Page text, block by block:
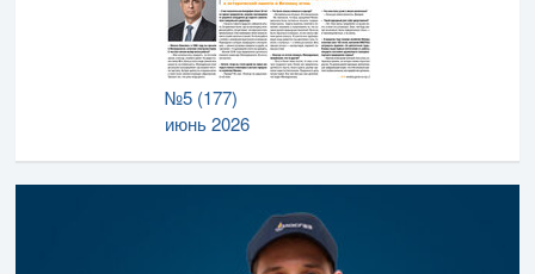
№5 (177)
июнь 2026